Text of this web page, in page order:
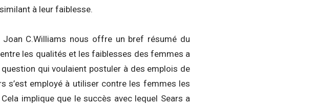
à leur faiblesse.
Joan C.Williams nous offre un bref résumé du
les qualités et les faiblesses des femmes a
qui voulaient postuler à des emplois de
s’est employé à utiliser contre les femmes les
Cela implique que le succès avec lequel Sears a